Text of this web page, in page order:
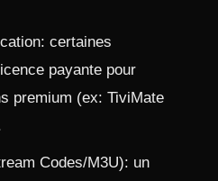
certaines
payante pour
premium (ex: TiviMate
Codes/M3U): un